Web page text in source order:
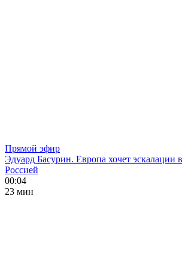
Прямой эфир
Эдуард Басурин. Европа хочет эскалации
Россией
00:04
23 мин